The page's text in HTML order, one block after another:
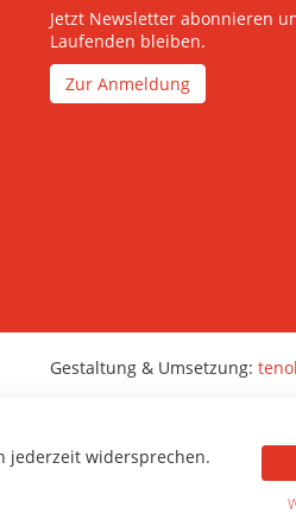
Jetzt Newsletter abonnieren
Laufenden bleiben.
Zur Anmeldung
Gestaltung & Umsetzung:
jederzeit widersprechen.